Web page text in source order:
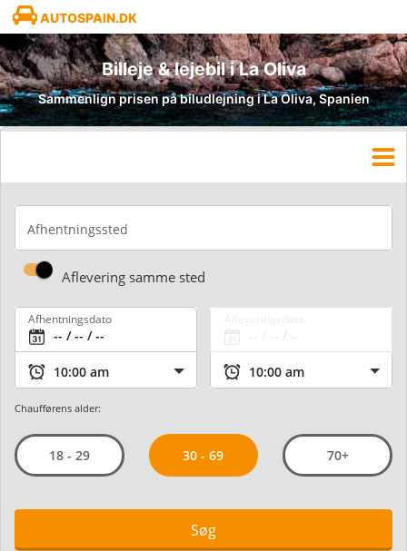
AUTOSPAIN.DK
Billeje & lejebil i La Oliva
Sammenlign prisen på biludlejning i La Oliva, Spanien
Afhentningssted
Aflevering samme sted
Afhentningsdato
Chaufførens alder:
18 - 29 30 - 69 70+
Søg